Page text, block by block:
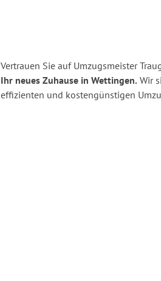
Vertrauen Sie auf Umzugsmeister
Ihr neues Zuhause in Wettingen. Wir
effizienten und kostengünstigen